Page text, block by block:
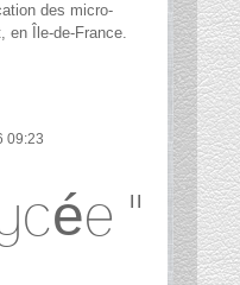
des micro-
en Île-de-France.
09:23
"